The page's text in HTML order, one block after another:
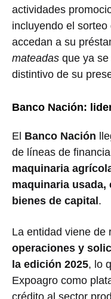
actividades
incluyendo el
accedan a su
mateadas que ya
distintivo de su
Banco Nación:
El Banco Nación
de líneas de
maquinaria
maquinaria
bienes de capital.
La entidad viene de
operaciones y
la edición 2025, lo
Expoagro como
crédito al sector